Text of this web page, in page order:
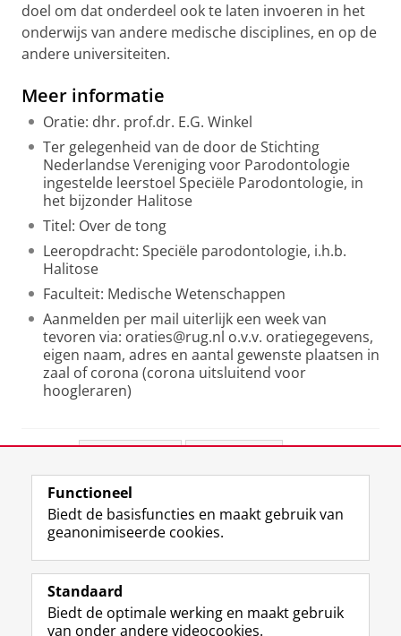
doel om dat onderdeel ook te laten invoeren in het
onderwijs van andere medische disciplines, en op de
andere universiteiten.
Meer informatie
Oratie: dhr. prof.dr. E.G. Winkel
Ter gelegenheid van de door de Stichting
Nederlandse Vereniging voor Parodontologie
ingestelde leerstoel Speciële Parodontologie, in
het bijzonder Halitose
Titel: Over de tong
Leeropdracht: Speciële parodontologie, i.h.b.
Halitose
Faculteit: Medische Wetenschappen
Aanmelden per mail uiterlijk een week van
tevoren via: oraties@rug.nl o.v.v. oratiegegevens,
eigen naam, adres en aantal gewenste plaatsen in
zaal of corona (corona uitsluitend voor
hoogleraren)
View this page in:English
Volg de RUG
F
a
e
L
i
k
R
S
-
I
n
t
Y
o
T
Studiekiezers
Functioneel
Biedt de basisfuncties en maakt gebruik van
geanonimiseerde cookies.
Standaard
Biedt de optimale werking en maakt gebruik
van onder andere videocookies.